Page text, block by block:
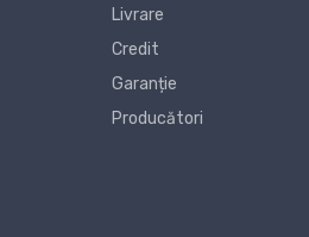
Livrare
Credit
Garanție
Producători